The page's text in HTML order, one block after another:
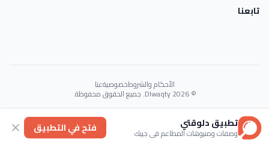
تابعنا
الأحكام والشروطخصوصيةعنا
© 2026 Dlwaqty. جميع الحقوق محفوظة.
Powered byGAIT
تطبيق دلوقتي
وصفات ومنيوهات المطاعم في جيبك فتح في التطبيق